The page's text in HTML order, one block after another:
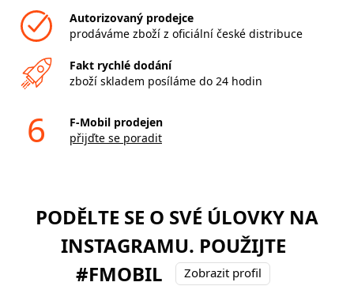
Autorizovaný prodejce
prodáváme zboží z oficiální české distribuce
Fakt rychlé dodání
zboží skladem posíláme do 24 hodin
6
F-Mobil prodejen
přijďte se poradit
PODĚLTE SE O SVÉ ÚLOVKY NA
INSTAGRAMU. POUŽIJTE
#FMOBIL
Zobrazit profil